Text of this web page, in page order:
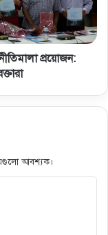
প্রয়োজন:
আবশ্যক।